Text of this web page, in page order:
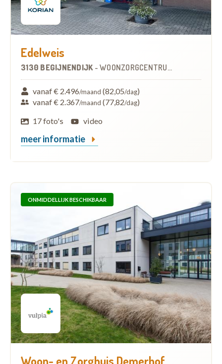
Edelweis
3130 BEGIJNENDIJK - WOONZORGCENTRUM (WZC)
vanaf € 2.496/maand (82,05/dag)
vanaf € 2.367/maand (77,82/dag)
17 foto's
video
meer informatie
ONMIDDELLIJK BESCHIKBAAR
Woon- en Zorghuis Demerhof